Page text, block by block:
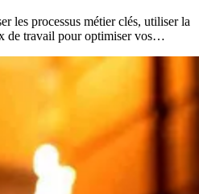
les processus métier clés, utiliser la
de travail pour optimiser vos…